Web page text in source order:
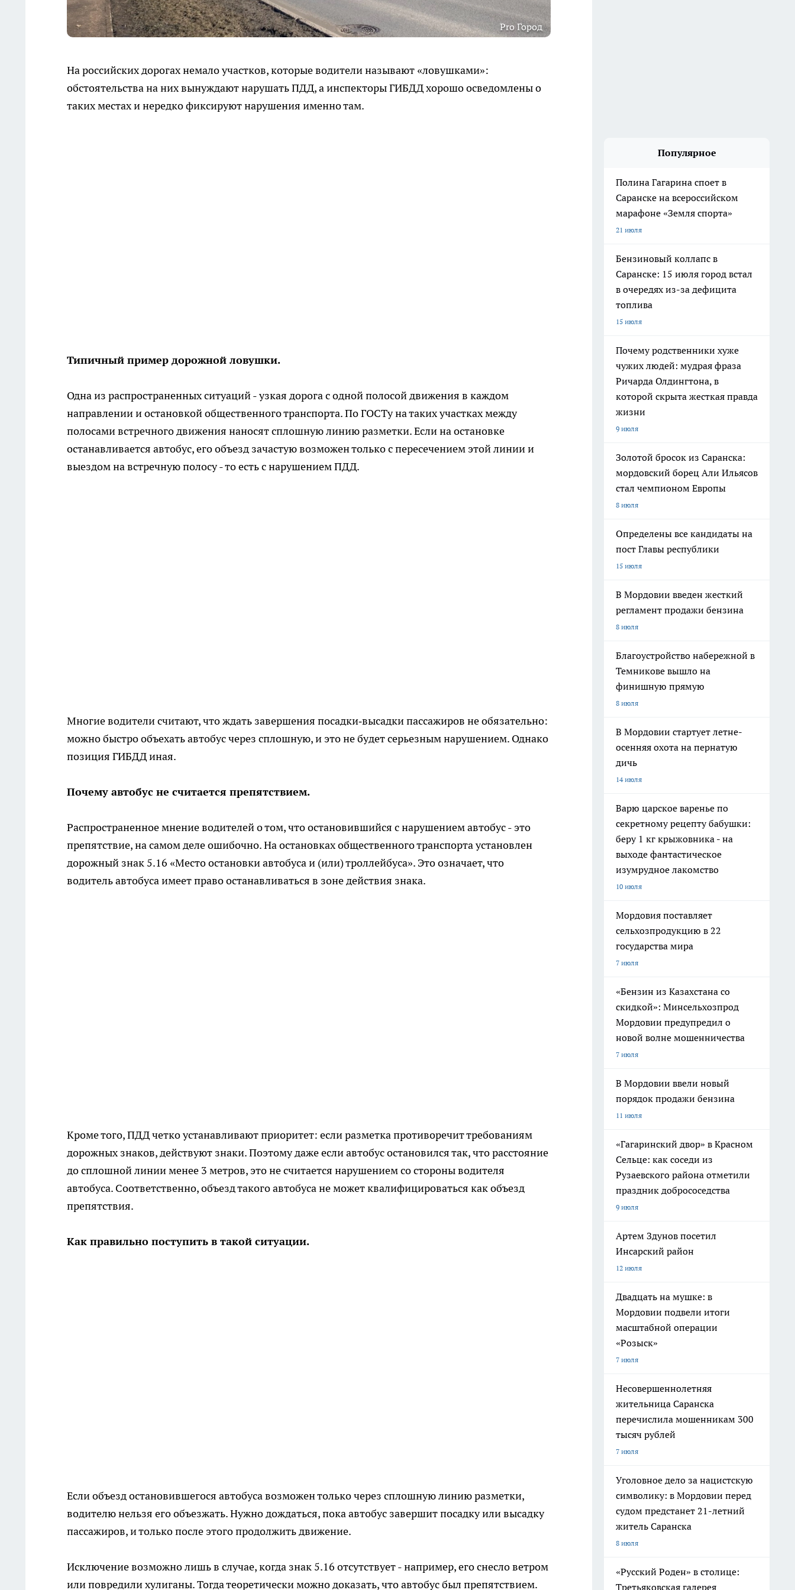
Pro Город
На российских дорогах немало участков, которые водители называют «ловушками»:
обстоятельства на них вынуждают нарушать ПДД, а инспекторы ГИБДД хорошо осведомлены о
таких местах и нередко фиксируют нарушения именно там.
Типичный пример дорожной ловушки.
Одна из распространенных ситуаций - узкая дорога с одной полосой движения в каждом
направлении и остановкой общественного транспорта. По ГОСТу на таких участках между
полосами встречного движения наносят сплошную линию разметки. Если на остановке
останавливается автобус, его объезд зачастую возможен только с пересечением этой линии и
выездом на встречную полосу - то есть с нарушением ПДД.
Многие водители считают, что ждать завершения посадки‐высадки пассажиров не обязательно:
можно быстро объехать автобус через сплошную, и это не будет серьезным нарушением. Однако
позиция ГИБДД иная.
Почему автобус не считается препятствием.
Распространенное мнение водителей о том, что остановившийся с нарушением автобус - это
препятствие, на самом деле ошибочно. На остановках общественного транспорта установлен
дорожный знак 5.16 «Место остановки автобуса и (или) троллейбуса». Это означает, что
водитель автобуса имеет право останавливаться в зоне действия знака.
Кроме того, ПДД четко устанавливают приоритет: если разметка противоречит требованиям
дорожных знаков, действуют знаки. Поэтому даже если автобус остановился так, что расстояние
до сплошной линии менее 3 метров, это не считается нарушением со стороны водителя
автобуса. Соответственно, объезд такого автобуса не может квалифицироваться как объезд
препятствия.
Как правильно поступить в такой ситуации.
Если объезд остановившегося автобуса возможен только через сплошную линию разметки,
водителю нельзя его объезжать. Нужно дождаться, пока автобус завершит посадку или высадку
пассажиров, и только после этого продолжить движение.
Исключение возможно лишь в случае, когда знак 5.16 отсутствует - например, его снесло ветром
или повредили хулиганы. Тогда теоретически можно доказать, что автобус был препятствием.
Популярное
Полина Гагарина споет в
Саранске на всероссийском
марафоне «Земля спорта»
21 июля
Бензиновый коллапс в
Саранске: 15 июля город встал
в очередях из-за дефицита
топлива
15 июля
Почему родственники хуже
чужих людей: мудрая фраза
Ричарда Олдингтона, в
которой скрыта жесткая правда
жизни
9 июля
Золотой бросок из Саранска:
мордовский борец Али Ильясов
стал чемпионом Европы
8 июля
Определены все кандидаты на
пост Главы республики
15 июля
В Мордовии введен жесткий
регламент продажи бензина
8 июля
Благоустройство набережной в
Темникове вышло на
финишную прямую
8 июля
В Мордовии стартует летне-
осенняя охота на пернатую
дичь
14 июля
Варю царское варенье по
секретному рецепту бабушки:
беру 1 кг крыжовника - на
выходе фантастическое
изумрудное лакомство
10 июля
Мордовия поставляет
сельхозпродукцию в 22
государства мира
7 июля
«Бензин из Казахстана со
скидкой»: Минсельхозпрод
Мордовии предупредил о
новой волне мошенничества
7 июля
В Мордовии ввели новый
порядок продажи бензина
11 июля
«Гагаринский двор» в Красном
Сельце: как соседи из
Рузаевского района отметили
праздник добрососедства
9 июля
Артем Здунов посетил
Инсарский район
12 июля
Двадцать на мушке: в
Мордовии подвели итоги
масштабной операции
«Розыск»
7 июля
Несовершеннолетняя
жительница Саранска
перечислила мошенникам 300
тысяч рублей
7 июля
Уголовное дело за нацистскую
символику: в Мордовии перед
судом предстанет 21-летний
житель Саранска
8 июля
«Русский Роден» в столице:
Третьяковская галерея